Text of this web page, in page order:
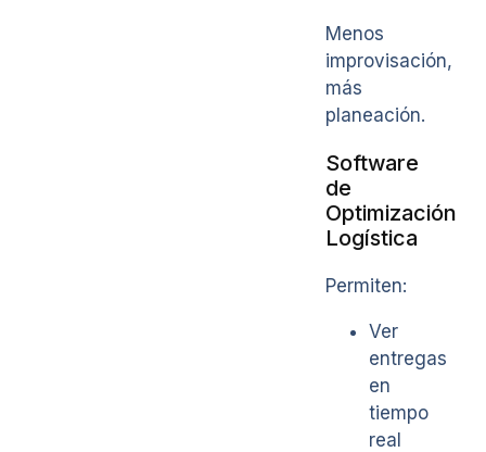
Menos
improvisación,
más
planeación.
Software
de
Optimización
Logística
Permiten:
Ver
entregas
en
tiempo
real